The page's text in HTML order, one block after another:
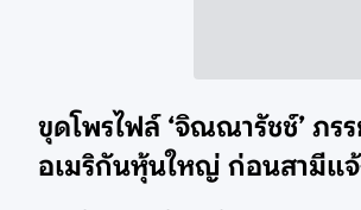
ขุดโพรไฟล์ ‘จิณณารัชช์’ ภ
อเมริกันหุ้นใหญ่ ก่อนสามีแ